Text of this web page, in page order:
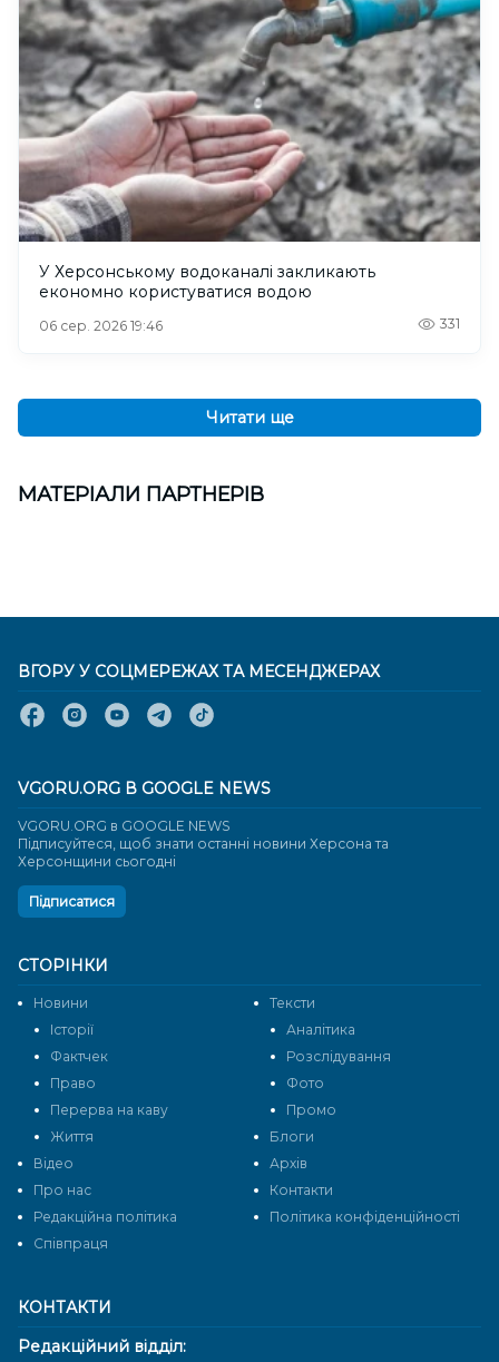
У Херсонському водоканалі закликають
економно користуватися водою
06 сер. 2026 19:46 331
Читати ще
МАТЕРІАЛИ ПАРТНЕРІВ
КОНТАКТИ
Редакційний відділ:
СТОРІНКИ
Новини
Тексти
Історії
Аналітика
Фактчек
Розслідування
Право
Фото
Перерва на каву
Промо
Життя
Блоги
Відео
Архів
Про нас
Контакти
Редакційна політика
Політика конфіденційності
Cпівпраця
ВГОРУ У СОЦМЕРЕЖАХ ТА МЕСЕНДЖЕРАХ
VGORU.ORG В GOOGLE NEWS
VGORU.ORG в GOOGLE NEWS
Підписуйтеся, щоб знати останні новини Херсона та
Херсонщини сьогодні
Підписатися